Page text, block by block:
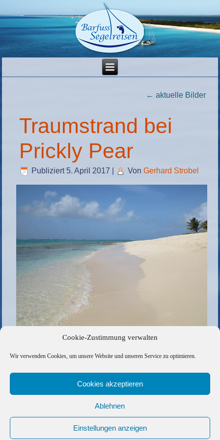
Cookie-Zustimmung verwalten
Wir verwenden Cookies, um unsere Website und unseren Service zu optimieren.
Cookies akzeptieren
Ablehnen
Einstellungen anzeigen
← aktuelle Bilder
Traumstrand bei
Prickly Pear
Publiziert 5. April 2017 Von Gerhard Strobel
Sundowner at it´s best» «Einfach mal abhängen
Copyright © 2026 Barfuss Segelreisen GmbH
Impressum|Datenschutz|Cookie-Richtlinie